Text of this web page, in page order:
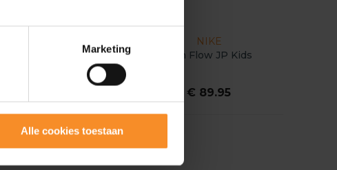
Marketing
Alle cookies toestaan
GT-1000 13 PS Kids
NIKE
Run Flow JP Kids
€ 89.95